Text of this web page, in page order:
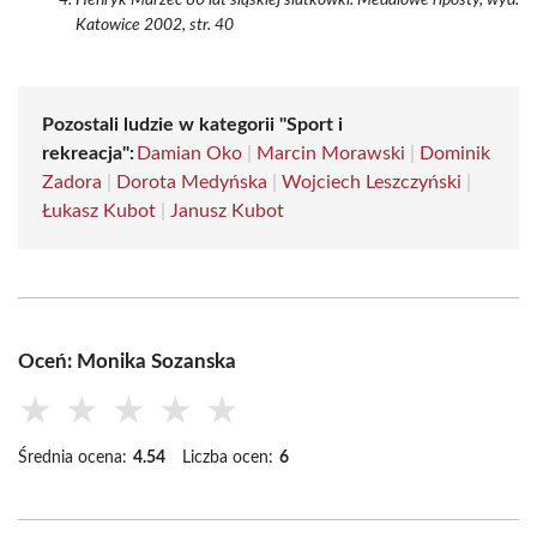
Katowice 2002, str. 40
Pozostali ludzie w kategorii "Sport i
rekreacja": Damian Oko Marcin Morawski
Dominik
Zadora
Dorota Medyńska Wojciech Leszczyński
Łukasz Kubot
Janusz Kubot
Oceń: Monika Sozanska
★ ★ ★ ★ ★
Średnia ocena: 4.54 Liczba ocen: 6